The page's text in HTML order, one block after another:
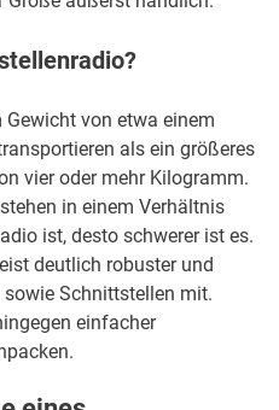
von etwa einem
als ein größeres
vier oder mehr Kilogramm.
in einem Verhältnis
ist, desto schwerer ist es.
deutlich robuster und
Schnittstellen mit.
einfacher